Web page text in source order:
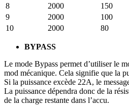
8
2000 150
9
2000 100
10
2000 80
BYPASS
Le mode Bypass permet d’utiliser le
mod mécanique. Cela signifie que la
Si la puissance excède 22A, le
La puissance dépendra donc de la
de la charge restante dans l’accu.